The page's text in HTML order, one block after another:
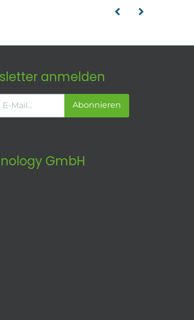
anmelden
Abonnieren
GmbH